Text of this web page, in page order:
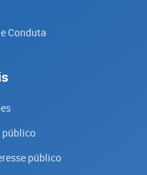
Conduta
público
público